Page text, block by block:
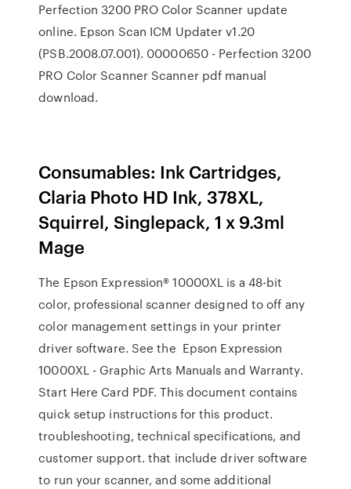
Perfection 3200 PRO Color Scanner update
online. Epson Scan ICM Updater v1.20
(PSB.2008.07.001). 00000650 - Perfection 3200
PRO Color Scanner Scanner pdf manual
download.
Consumables: Ink Cartridges,
Claria Photo HD Ink, 378XL,
Squirrel, Singlepack, 1 x 9.3ml
Mage
The Epson Expression® 10000XL is a 48-bit
color, professional scanner designed to off any
color management settings in your printer
driver software. See the Epson Expression
10000XL - Graphic Arts Manuals and Warranty.
Start Here Card PDF. This document contains
quick setup instructions for this product.
troubleshooting, technical specifications, and
customer support. that include driver software
to run your scanner, and some additional